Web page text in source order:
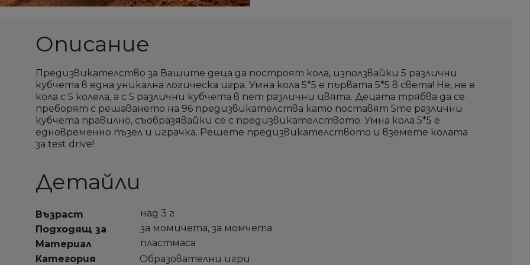
Описание
Предизвикателство за Вашите деца да построят кола, използвайки 5 различни
кубчета в една уникална логическа игра. Умна кола 5*5 е първата 5*5 в света! Не, не е
кола с 5 колела, а с 5 различни кубчета в пет различни цвята. Децата трябва да се
преборят с решаването на 96 предизвикателства като поставят 5те различни
кубчета правилно, съобразявайки се с предизвикателството. Умна кола 5*5 е
едновременно пъзел и играчка. Решете предизвикателството и вземете колата
за test drive!
Детайли
Възраст
над 3 г
Подходящ за
за момичета, за момчета
Материал
пластмаса
Категория
Образователни игри